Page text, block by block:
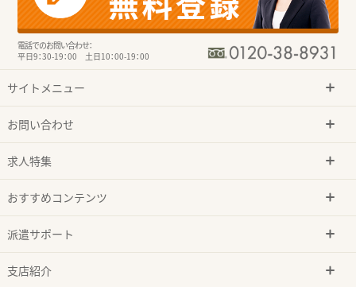
電話でのお問い合わせ：
平日9：30-19：00 土日10：00-19：00
サイトメニュー
お問い合わせ
求人特集
おすすめコンテンツ
派遣サポート
支店紹介